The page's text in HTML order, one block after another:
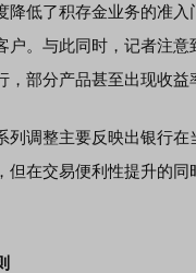
降低了积存金业务的准入
户。与此同时，记者注意
部分产品甚至出现收益
调整主要反映出银行在
但在交易便利性提升的